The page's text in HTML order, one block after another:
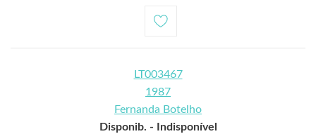
LT003467
1987
Fernanda Botelho
Disponib. -
Indisponível